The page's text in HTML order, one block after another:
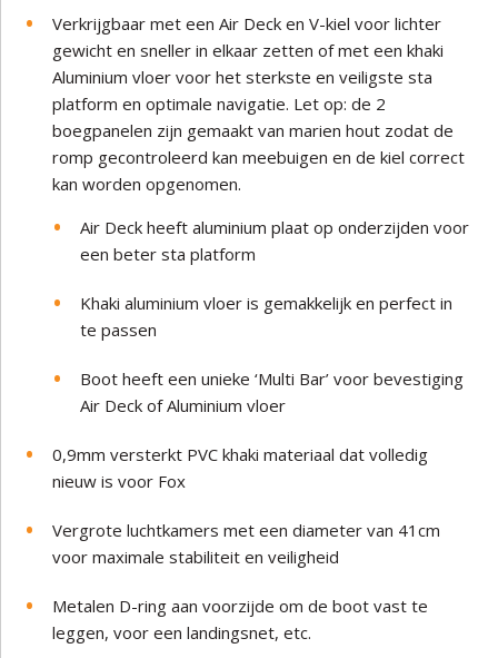
Verkrijgbaar met een Air Deck en V-kiel voor lichter
gewicht en sneller in elkaar zetten of met een khaki
Aluminium vloer voor het sterkste en veiligste sta
platform en optimale navigatie. Let op: de 2
boegpanelen zijn gemaakt van marien hout zodat de
romp gecontroleerd kan meebuigen en de kiel correct
kan worden opgenomen.
Air Deck heeft aluminium plaat op onderzijden voor
een beter sta platform
Khaki aluminium vloer is gemakkelijk en perfect in
te passen
Boot heeft een unieke ‘Multi Bar’ voor bevestiging
Air Deck of Aluminium vloer
0,9mm versterkt PVC khaki materiaal dat volledig
nieuw is voor Fox
Vergrote luchtkamers met een diameter van 41cm
voor maximale stabiliteit en veiligheid
Metalen D-ring aan voorzijde om de boot vast te
leggen, voor een landingsnet, etc.